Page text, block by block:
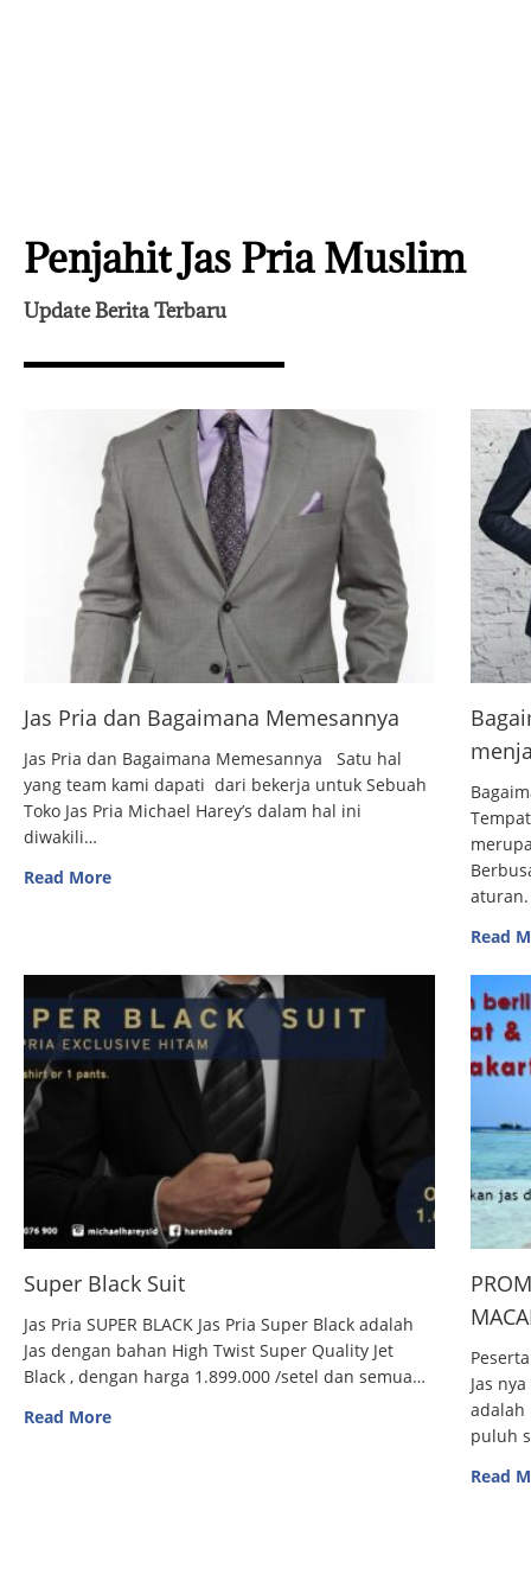
Penjahit Jas Pria Muslim
Update Berita Terbaru
Jas Pria dan Bagaimana Memesannya
Jas Pria dan Bagaimana Memesannya Satu hal
yang team kami dapati dari bekerja untuk Sebuah
Toko Jas Pria Michael Harey’s dalam hal ini
diwakili…
Read More
Read
Super Black Suit
Jas Pria SUPER BLACK Jas Pria Super Black adalah
Jas dengan bahan High Twist Super Quality Jet
Black , dengan harga 1.899.000 /setel dan semua…
Read More
Jas
adalah
puluh
Read